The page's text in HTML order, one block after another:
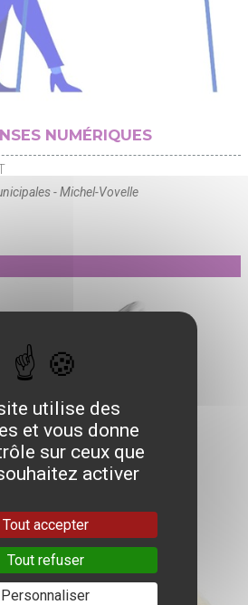
NUMÉRIQUES
- Michel-Vovelle
utilise des
et vous donne
sur ceux que
activer
Tout accepter
Tout refuser
Personnaliser